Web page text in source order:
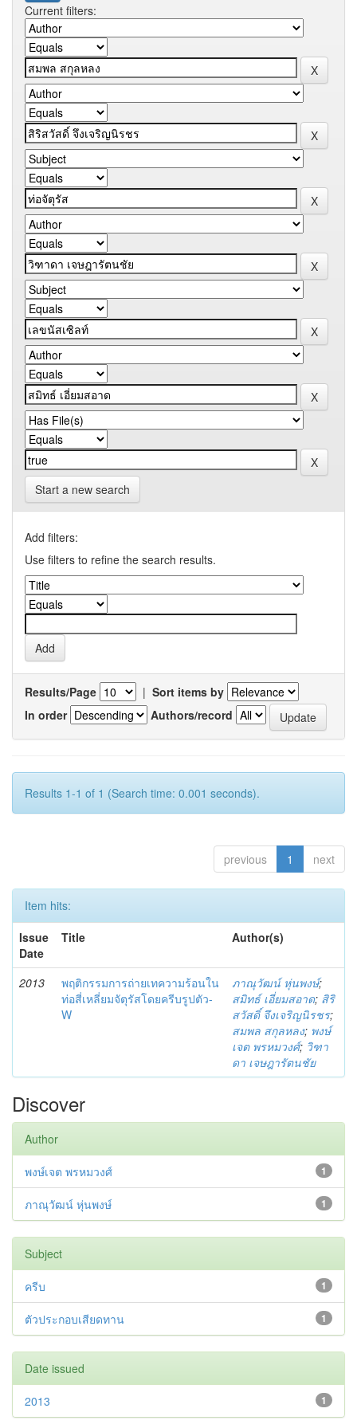
Current filters:
Start a new search
Add filters:
Use filters to refine the search results.
Results/Page | Sort items by
In order
Authors/record
Results 1-1 of 1 (Search time: 0.001 seconds).
previous 1 next
Item hits:
Issue
Date
Title Author(s)
2013
พฤติกรรมการถ่ายเทความร้อนใน
ท่อสี่เหลี่ยมจัตุรัสโดยครีบรูปตัว-
W
ภาณุวัฒน์ หุ่นพงษ์;
สมิทธ์ เอี่ยมสอาด; สิริ
สวัสดิ์ จึงเจริญนิรชร;
สมพล สกุลหลง; พงษ์
เจต พรหมวงศ์; วิฑา
ดา เจษฎารัตนชัย
Discover
Author
1
พงษ์เจต พรหมวงศ์
1
ภาณุวัฒน์ หุ่นพงษ์
Subject
1
ครีบ
1
ตัวประกอบเสียดทาน
Date issued
1
2013